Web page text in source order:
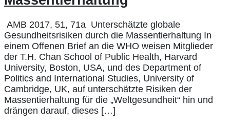
AMB 2017, 51, 71a Unterschätzte globale
Gesundheitsrisiken durch die Massentierhaltung In
einem Offenen Brief an die WHO weisen Mitglieder
der T.H. Chan School of Public Health, Harvard
University, Boston, USA, und des Department of
Politics and International Studies, University of
Cambridge, UK, auf unterschätzte Risiken der
Massentierhaltung für die „Weltgesundheit“ hin und
drängen darauf, dieses […]